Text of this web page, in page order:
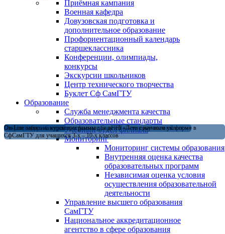
Приёмная кампания
Военная кафедра
Довузовская подготовка и
дополнительное образование
Профориентационный календарь
старшеклассника
Конференции, олимпиады,
конкурсы
Экскурсии школьников
Центр технического творчества
Буклет Сф СамГТУ
Образование
Служба менеджмента качества
Образовательные стандарты
Учебный отдел филиала
Мониторинг
Мониторинг системы образования
Внутренняя оценка качества
образовательных программ
Независимая оценка условия
осуществления образовательной
деятельности
Управление высшего образования
СамГТУ
Национальное аккредитационное
агентство в сфере образования
Магистратура в Сызранском филиале СамГТУ — теперь и в очной форме
Открыт набор на летние программы для детей «Лето с научным уклоном» в
СфСамГТУ для учащихся 3-х – 10-х классов
On-Line запись на курсы